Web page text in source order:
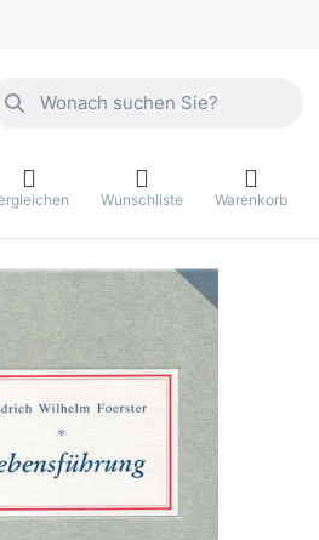
Sie einen Suchbegriff ein.
Wunschliste Warenkorb